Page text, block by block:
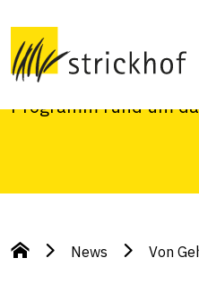
Diese Woche erleben
Programm rund um
News Von